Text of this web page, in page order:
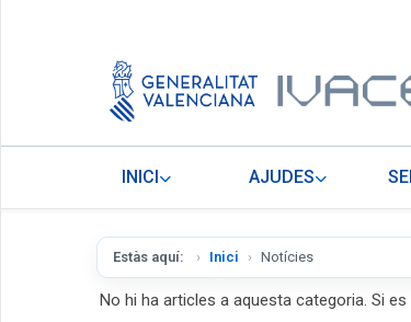
INICI AJUDES
Estàs aquí: Inici Notícies
No hi ha articles a aquesta categoria. Si